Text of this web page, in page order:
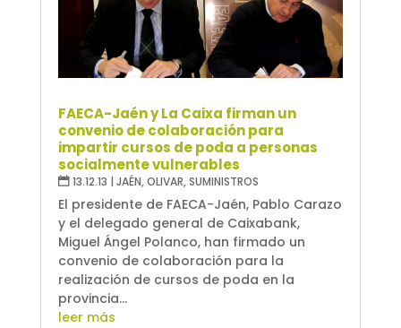
FAECA-Jaén y La Caixa firman un
convenio de colaboración para
impartir cursos de poda a personas
socialmente vulnerables
13.12.13 | JAÉN,OLIVAR,SUMINISTROS
El presidente de FAECA-Jaén, Pablo Carazo
y el delegado general de Caixabank,
Miguel Ángel Polanco, han firmado un
convenio de colaboración para la
realización de cursos de poda en la
provincia...
leer más